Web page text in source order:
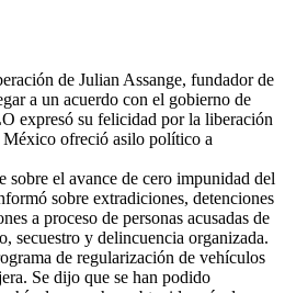
de Julian Assange, fundador de
a un acuerdo con el gobierno de
expresó su felicidad por la liberación
ofreció asilo político a
sobre el avance de cero impunidad del
sobre extradiciones, detenciones
a proceso de personas acusadas de
secuestro y delincuencia organizada.
de regularización de vehículos
Se dijo que se han podido